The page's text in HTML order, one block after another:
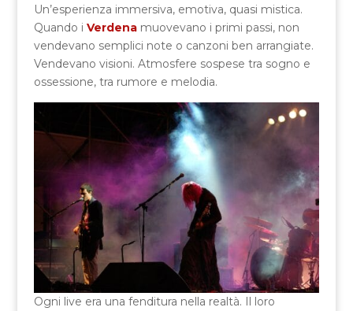
Un’esperienza immersiva, emotiva, quasi mistica.
Quando i Verdenamuovevano i primi passi, non
vendevano semplici note o canzoni ben arrangiate.
Vendevano visioni. Atmosfere sospese tra sogno e
ossessione, tra rumore e melodia.
Ogni live era una fenditura nella realtà. Il loro